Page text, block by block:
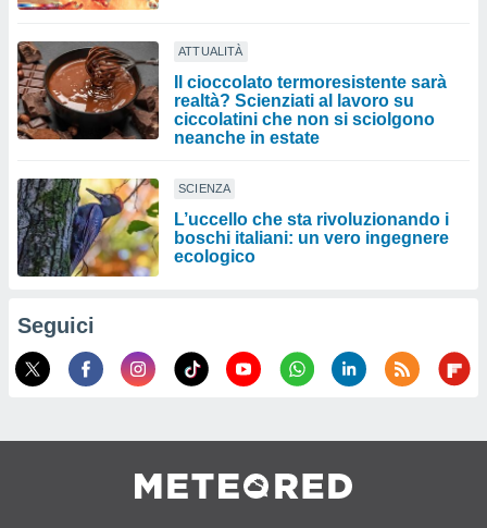
ATTUALITÀ
Il cioccolato termoresistente sarà
realtà? Scienziati al lavoro su
ciccolatini che non si sciolgono
neanche in estate
SCIENZA
L’uccello che sta rivoluzionando i
boschi italiani: un vero ingegnere
ecologico
Seguici